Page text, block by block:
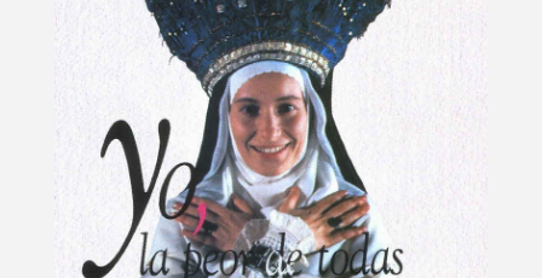
Início
Eventos
Pesquisa
Publicações